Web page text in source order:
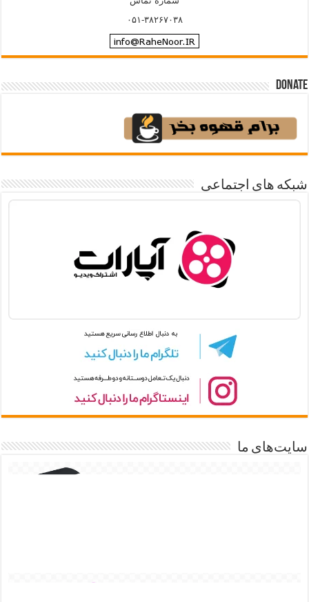
۰۵۱-۳۸۲۶۷۰۳۸
Donate
شبکه های اجتماعی
سایت‌های ما